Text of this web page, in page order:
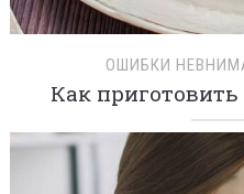
ОШИБКИ
Как